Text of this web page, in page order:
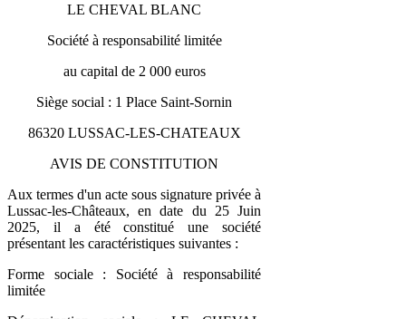
LE CHEVAL BLANC
Société à responsabilité limitée
au capital de 2 000 euros
Siège social : 1 Place Saint-Sornin
86320 LUSSAC-LES-CHATEAUX
AVIS DE CONSTITUTION
Aux termes d'un acte sous signature privée à
Lussac-les-Châteaux, en date du 25 Juin
2025, il a été constitué une société
présentant les caractéristiques suivantes :
Forme sociale : Société à responsabilité
limitée